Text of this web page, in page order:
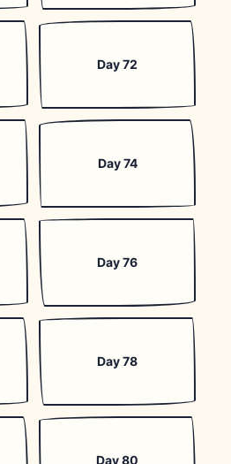
Day 72
Day 74
Day 76
Day 78
Day 80